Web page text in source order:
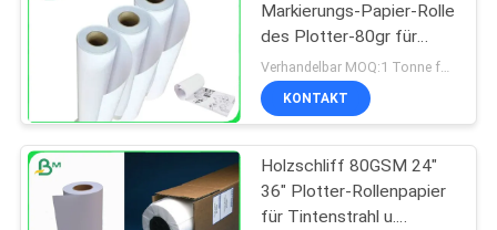
Markierungs-Papier-Rolle
des Plotter-80gr für
Kleiderausschnitt
KONTAKT
Holzschliff 80GSM 24"
36" Plotter-Rollenpapier
für Tintenstrahl u.